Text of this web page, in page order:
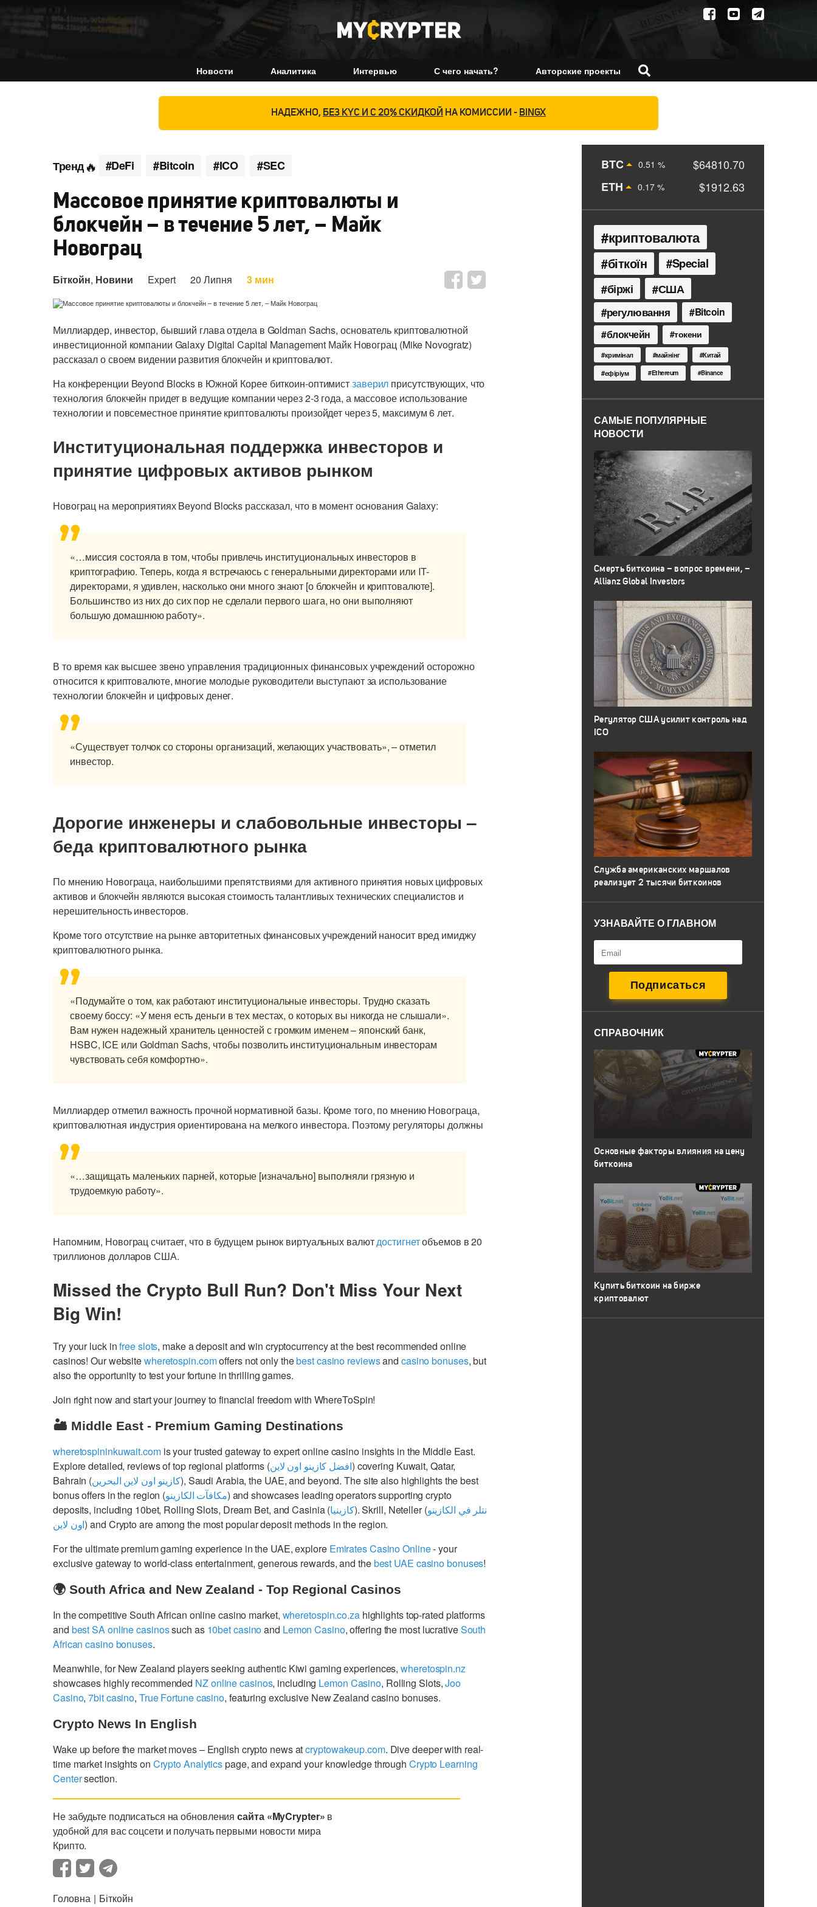
Новости Аналитика Интервью С чего начать? Авторские проекты
НАДЕЖНО, БЕЗ KYC И С 20% СКИДКОЙ НА КОМИССИИ - BINGX
Тренд #DeFi #Bitcoin #ICO #SEC
Массовое принятие криптовалюты и
блокчейн – в течение 5 лет, – Майк
Новограц
Біткойн, Новини Expert 20 Липня 3 мин
Миллиардер, инвестор, бывший глава отдела в Goldman Sachs, основатель криптовалютной
инвестиционной компании Galaxy Digital Capital Management Майк Новограц (Mike Novogratz)
рассказал о своем видении развития блокчейн и криптовалют.
На конференции Beyond Blocks в Южной Корее биткоин-оптимистзаверил присутствующих, что
технология блокчейн придет в ведущие компании через 2-3 года, а массовое использование
технологии и повсеместное принятие криптовалюты произойдет через 5, максимум 6 лет.
Институциональная поддержка инвесторов и
принятие цифровых активов рынком
Новограц на мероприятиях Beyond Blocks рассказал, что в момент основания Galaxy:
«…миссия состояла в том, чтобы привлечь институциональных инвесторов в
криптографию. Теперь, когда я встречаюсь с генеральными директорами или IT-
директорами, я удивлен, насколько они много знают [о блокчейн и криптовалюте].
Большинство из них до сих пор не сделали первого шага, но они выполняют
большую домашнюю работу».
В то время как высшее звено управления традиционных финансовых учреждений осторожно
относится к криптовалюте, многие молодые руководители выступают за использование
технологии блокчейн и цифровых денег.
«Существует толчок со стороны организаций, желающих участвовать», – отметил
инвестор.
Дорогие инженеры и слабовольные инвесторы –
беда криптовалютного рынка
По мнению Новограца, наибольшими препятствиями для активного принятия новых цифровых
активов и блокчейн являются высокая стоимость талантливых технических специалистов и
нерешительность инвесторов.
Кроме того отсутствие на рынке авторитетных финансовых учреждений наносит вред имиджу
криптовалютного рынка.
«Подумайте о том, как работают институциональные инвесторы. Трудно сказать
своему боссу: «У меня есть деньги в тех местах, о которых вы никогда не слышали».
Вам нужен надежный хранитель ценностей с громким именем – японский банк,
HSBC, ICE или Goldman Sachs, чтобы позволить институциональным инвесторам
чувствовать себя комфортно».
Миллиардер отметил важность прочной нормативной базы. Кроме того, по мнению Новограца,
криптовалютная индустрия ориентирована на мелкого инвестора. Поэтому регуляторы должны
«…защищать маленьких парней, которые [изначально] выполняли грязную и
трудоемкую работу».
Напомним, Новограц считает, что в будущем рынок виртуальных валютдостигнетобъемов в 20
триллионов долларов США.
Missed the Crypto Bull Run? Don't Miss Your Next
Big Win!
Try your luck infree slots, make a deposit and win cryptocurrency at the best recommended online
casinos! Our websitewheretospin.comoffers not only thebest casino reviewsand casino bonuses, but
also the opportunity to test your fortune in thrilling games.
Join right now and start your journey to financial freedom with WhereToSpin!
🏜️ Middle East - Premium Gaming Destinations
wheretospininkuwait.comis your trusted gateway to expert online casino insights in the Middle East.
Explore detailed, reviews of top regional platforms (افضل كازينو اون لاين) covering Kuwait, Qatar,
Bahrain (كازينو اون لاين البحرين), Saudi Arabia, the UAE, and beyond. The site also highlights the best
bonus offers in the region (مكافآت الكازينو) and showcases leading operators supporting crypto
deposits, including 10bet, Rolling Slots, Dream Bet, and Casinia (كازينيا). Skrill, Neteller (نتلر في الكازينو
اون لاين) and Crypto are among the most popular deposit methods in the region.
For the ultimate premium gaming experience in the UAE, explore Emirates Casino Online- your
exclusive gateway to world-class entertainment, generous rewards, and thebest UAE casino bonuses!
🌍 South Africa and New Zealand - Top Regional Casinos
In the competitive South African online casino market, wheretospin.co.zahighlights top-rated platforms
and best SA online casinossuch as 10bet casinoand Lemon Casino, offering the most lucrativeSouth
African casino bonuses.
Meanwhile, for New Zealand players seeking authentic Kiwi gaming experiences,wheretospin.nz
showcases highly recommended NZ online casinos, including Lemon Casino, Rolling Slots,Joo
Casino,7bit casino, True Fortune casino, featuring exclusive New Zealand casino bonuses.
Crypto News In English
Wake up before the market moves – English crypto news atcryptowakeup.com. Dive deeper with real-
time market insights on Crypto Analyticspage, and expand your knowledge through Crypto Learning
Centersection.
Не забудьте подписаться на обновлениясайта «MyCrypter» в
удобной для вас соцсети и получать первыми новости мира
Крипто.
Головна Біткойн
BTC 0.51 %
$64810.70
ETH
0.17 % $1912.63
криптовалюта
біткоїн Special
біржі США
регулювання Bitcoin
блокчейн токени
кримінал майнінг
Китай
ефіріум
Ethereum Binance
САМЫЕ ПОПУЛЯРНЫЕ
НОВОСТИ
Смерть биткоина – вопрос времени, –
Allianz Global Investors
Регулятор США усилит контроль над
ICO
Служба американских маршалов
реализует 2 тысячи биткоинов
УЗНАВАЙТЕ О ГЛАВНОМ
СПРАВОЧНИК
Основные факторы влияния на цену
биткоина
Купить биткоин на бирже
криптовалют